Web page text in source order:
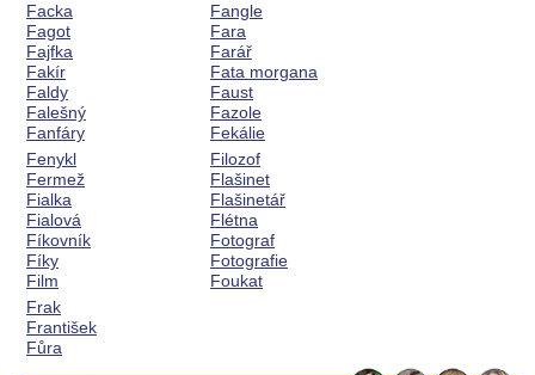
Facka
Fagot
Fajfka
Fakír
Faldy
Falešný
Fanfáry
Fangle
Fara
Farář
Fata morgana
Faust
Fazole
Fekálie
Fenykl
Fermež
Fialka
Fialová
Fíkovník
Fíky
Film
Filozof
Flašinet
Flašinetář
Flétna
Fotograf
Fotografie
Foukat
Frak
František
Fůra